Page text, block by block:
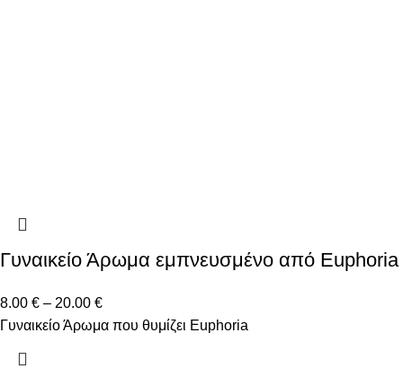
Γυναικείο Άρωμα εμπνευσμένο από Euphoria
8.00 € – 20.00 €
Γυναικείο Άρωμα που θυμίζει Euphoria